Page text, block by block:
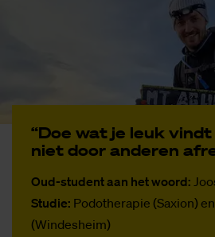
“Doe wat je leuk
niet door an­de­ren
Oud-student aan het woord:
Studie: Podotherapie (Saxion)
(Windesheim)